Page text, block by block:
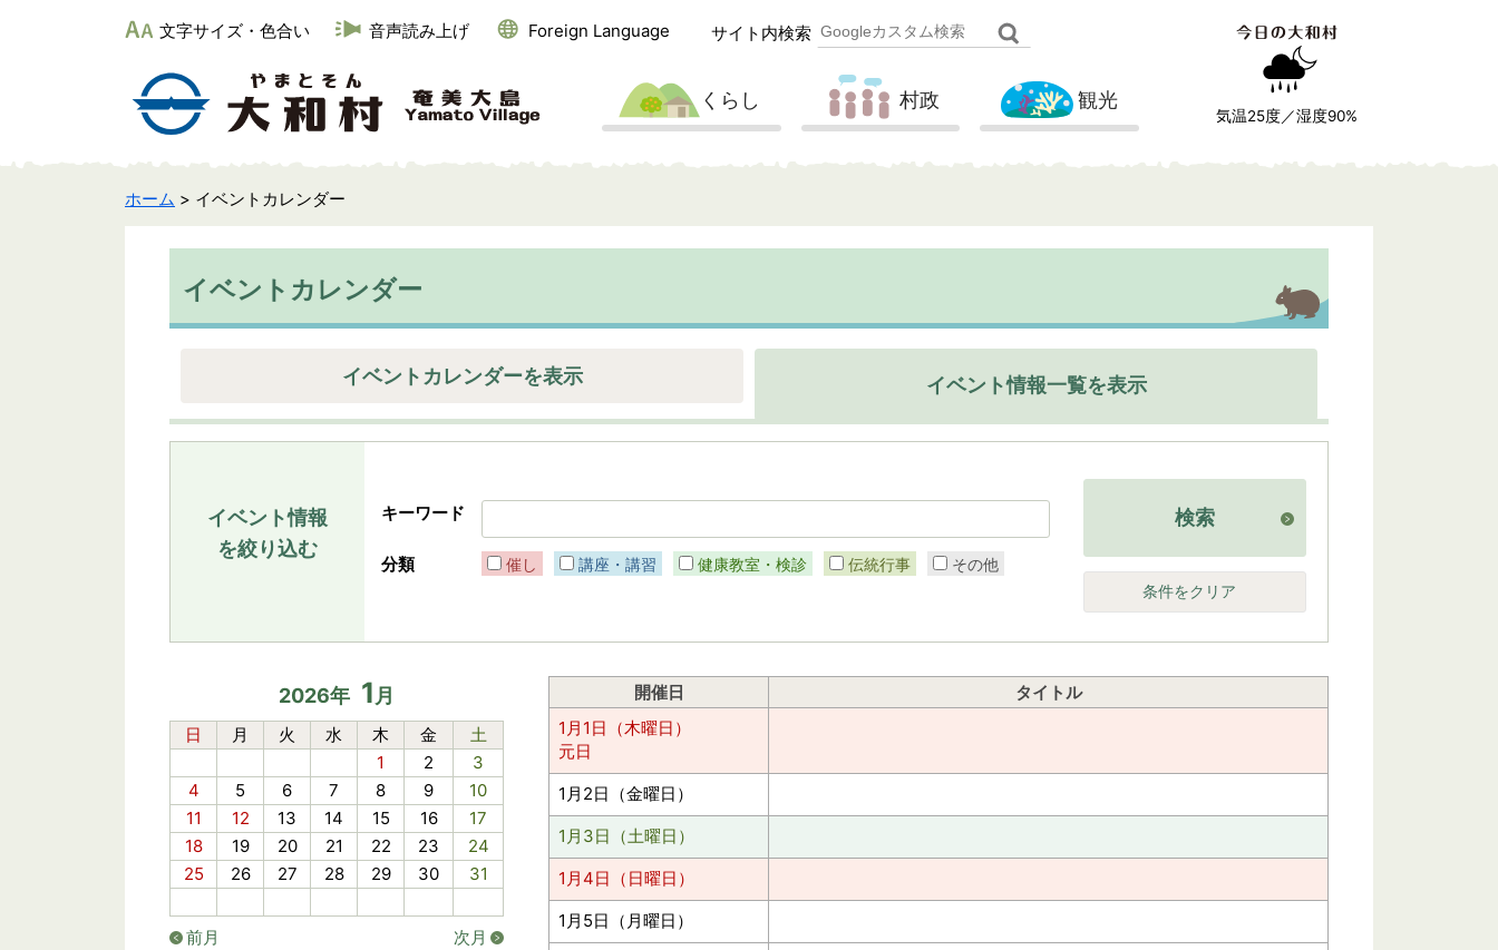
文字サイズ・色合い 音声読み上げ Foreign Language サイト内検索
くらし 村政 観光
気温25度／湿度90%
ホーム > イベントカレンダー
イベントカレンダー
イベントカレンダーを表示 イベント情報一覧を表示
イベント情報
を絞り込む
キーワード
分類 催し 講座・講習 健康教室・検診 伝統行事 その他
検索
条件をクリア
2026年 1月
日 月 火 水 木 金
土
1
2
3
4
5 6 7 8 9
10
11
12 13 14 15 16
17
18
19 20 21 22 23
24
25
26 27 28 29 30 31
前月 次月
開催日
タイトル
1月1日（木曜日）
元日
1月2日（金曜日）
1月3日（土曜日）
1月4日（日曜日）
1月5日（月曜日）